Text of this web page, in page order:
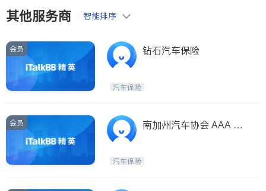
建筑装修
非盈利组织
Diamond Bar & Covina
Rowland Heights & Hacienda H
ties
Inyo & San Bernardino
Riverside
Santa Barbara & Monterey
其他服务商 智能排序
会员 钻石汽车保险
汽车保险
会员
南加州汽车协会 AAA AU
汽车保险